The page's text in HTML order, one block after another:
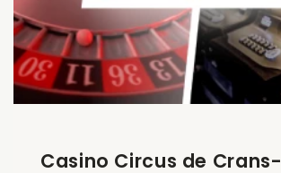
Casino Circus de Crans-